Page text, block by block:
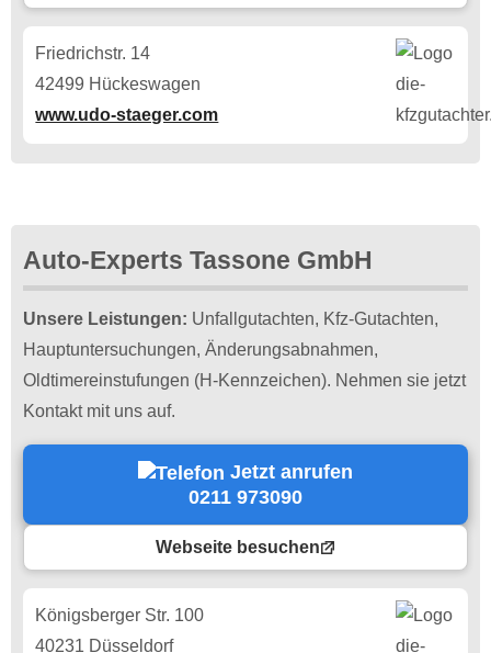
Friedrichstr. 14
42499 Hückeswagen
www.udo-staeger.com
Auto-Experts Tassone GmbH
Unsere Leistungen: Unfallgutachten, Kfz-Gutachten,
Hauptuntersuchungen, Änderungsabnahmen,
Oldtimereinstufungen (H-Kennzeichen). Nehmen sie jetzt
Kontakt mit uns auf.
Jetzt anrufen
0211 973090
Webseite besuchen
Königsberger Str. 100
40231 Düsseldorf